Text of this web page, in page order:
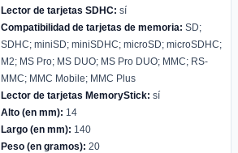
Lector de tarjetas SDHC: sí
Compatibilidad de tarjetas de memoria: SD;
SDHC; miniSD; miniSDHC; microSD; microSDHC;
M2; MS Pro; MS DUO; MS Pro DUO; MMC; RS-
MMC; MMC Mobile; MMC Plus
Lector de tarjetas MemoryStick: sí
Alto (en mm): 14
Largo (en mm): 140
Peso (en gramos): 20